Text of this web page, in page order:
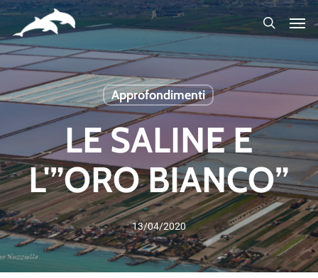
Skip
to
main
Approfondimenti
LE SALINE E
L'”ORO BIANCO”
13/04/2020